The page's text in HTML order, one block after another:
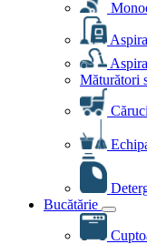
Măturători
Bucătărie